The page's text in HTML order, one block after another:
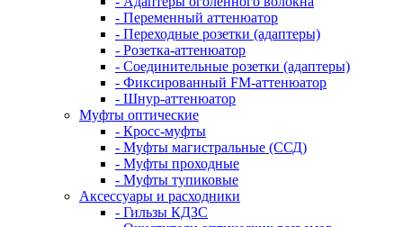
- Переменный аттенюатор
- Переходные розетки (адаптеры)
- Розетка-аттенюатор
- Соединительные розетки (адаптеры)
- Фиксированный FM-аттенюатор
- Шнур-аттенюатор
Муфты оптические
- Кросс-муфты
- Муфты магистральные (ССД)
- Муфты проходные
- Муфты тупиковые
Аксессуары и расходники
- Гильзы КДЗС